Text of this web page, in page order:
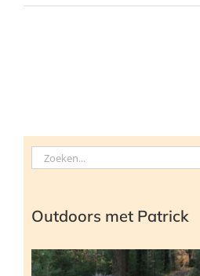
Zoeken
Outdoors met Patrick